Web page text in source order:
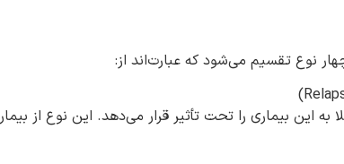
نوع تقسیم می‌شود که عبارت‌اند از:
است که حدود ۸۵ درصد از افراد مبتلا به این بیماری را تحت تأثیر